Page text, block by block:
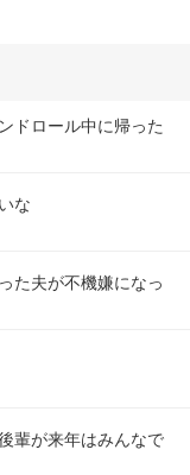
ドロール中に帰った
な
た夫が不機嫌になっ
輩が来年はみんなで